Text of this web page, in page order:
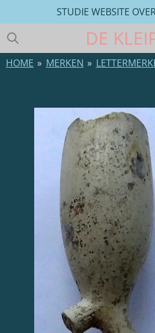
direct
naar
de
hoofdinhoud
DE
STUDIE WEBSITE
HOME » MERKEN »